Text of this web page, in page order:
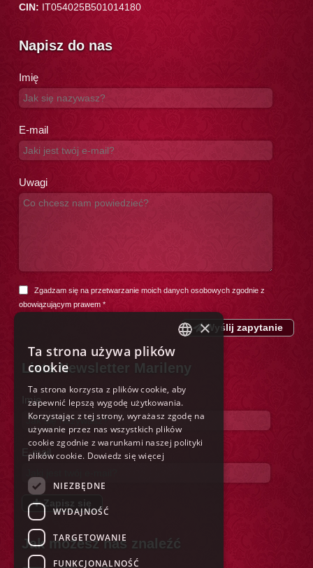
CIN: IT054025B501014180
Napisz do nas
Imię
E-mail
Uwagi
Zgadzam się na przetwarzanie moich danych osobowych zgodnie z
obowiązującym prawem*
Wyślij zapytanie
Lista Newsletter Marileny
Imię
E-mail
Zapisz się
Jak możesz nas znaleźć
ENGLISH
FRENCH
GERMAN
SPANISH
×
Ta strona używa plików
cookie
Ta strona korzysta z plików cookie, aby
zapewnić lepszą wygodę użytkowania.
Korzystając z tej strony, wyrażasz zgodę na
używanie przez nas wszystkich plików
cookie zgodnie z warunkami naszej polityki
plików cookie. Dowiedz się więcej
NIEZBĘDNE
WYDAJNOŚĆ
TARGETOWANIE
FUNKCJONALNOŚĆ